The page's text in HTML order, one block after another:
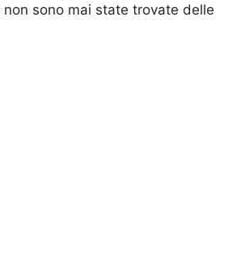
sono mai state trovate delle